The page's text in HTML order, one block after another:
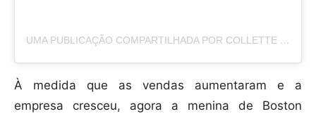
UMA PUBLICAÇÃO COMPARTILHADA POR COLLETTE DIVITTO (@COLLETTEYSCOOKIES)
À medida que as vendas aumentaram e a
empresa cresceu, agora a menina de Boston